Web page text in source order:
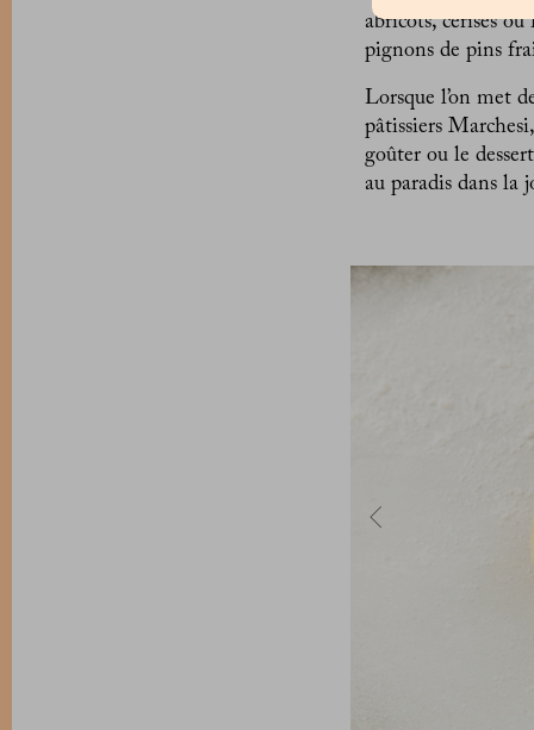
abricots, cerises
pignons de pins
Lorsque l’on met
pâtissiers
goûter ou le
au paradis dans la